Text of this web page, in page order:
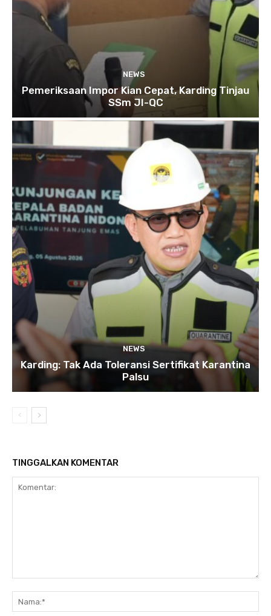
NEWS
Pemeriksaan Impor Kian Cepat, Karding Tinjau
SSm JI-QC
NEWS
Karding: Tak Ada Toleransi Sertifikat Karantina
Palsu
TINGGALKAN KOMENTAR